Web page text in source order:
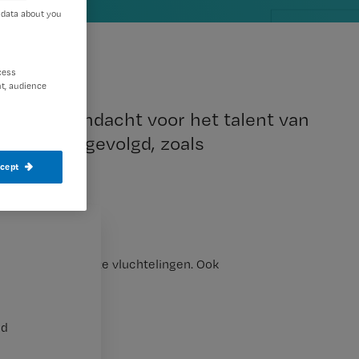
aandacht voor het talent van
hebben gevolgd, zoals
vier van deze vluchtelingen. Ook
about you
audience